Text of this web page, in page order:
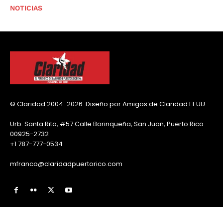
NOTICIAS
© Claridad 2004-2026. Diseño por Amigos de Claridad EEUU.
Urb. Santa Rita, #57 Calle Borinqueña, San Juan, Puerto Rico
00925-2732
+1 787-777-0534
mfranco@claridadpuertorico.com